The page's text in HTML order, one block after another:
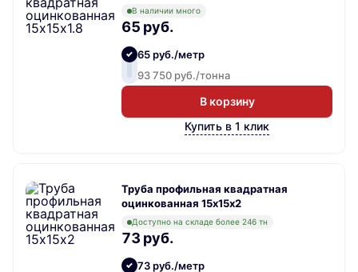
В наличии много
65 руб.
65 руб./метр
93 750 руб./тонна
В корзину
Купить в 1 клик
Труба профильная квадратная
оцинкованная 15х15х2
Доступно на складе более 246 тн
73 руб.
73 руб./метр